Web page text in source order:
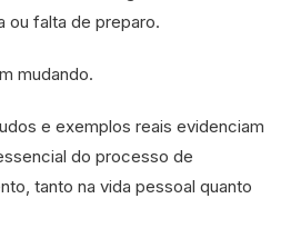
ou falta de preparo.
mudando.
e exemplos reais evidenciam
do processo de
tanto na vida pessoal quanto